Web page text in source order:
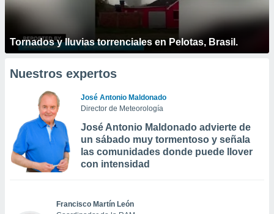
Tornados y lluvias torrenciales en Pelotas, Brasil.
Nuestros expertos
José Antonio Maldonado
Director de Meteorología
José Antonio Maldonado advierte de
un sábado muy tormentoso y señala
las comunidades donde puede llover
con intensidad
Francisco Martín León